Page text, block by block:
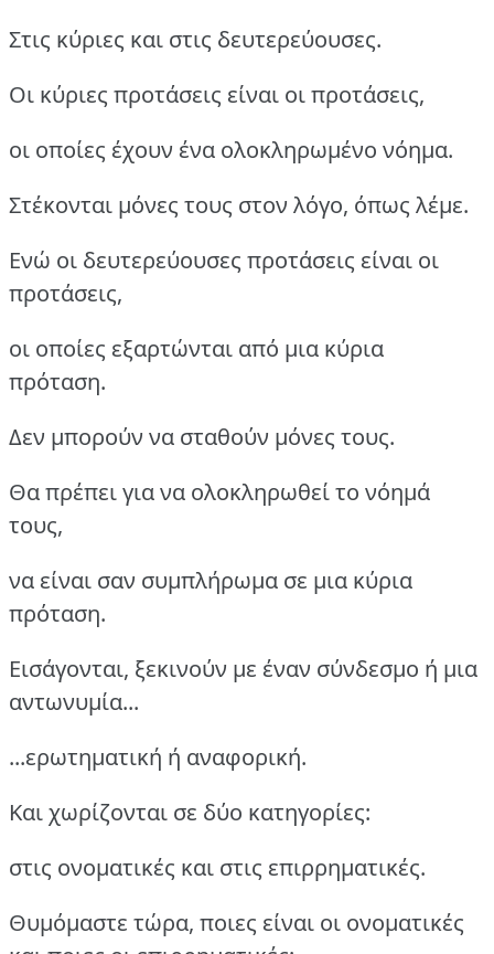
Στις κύριες και στις δευτερεύουσες.
Οι κύριες προτάσεις είναι οι προτάσεις,
οι οποίες έχουν ένα ολοκληρωμένο νόημα.
Στέκονται μόνες τους στον λόγο, όπως λέμε.
Ενώ οι δευτερεύουσες προτάσεις είναι οι
προτάσεις,
οι οποίες εξαρτώνται από μια κύρια
πρόταση.
Δεν μπορούν να σταθούν μόνες τους.
Θα πρέπει για να ολοκληρωθεί το νόημά
τους,
να είναι σαν συμπλήρωμα σε μια κύρια
πρόταση.
Εισάγονται, ξεκινούν με έναν σύνδεσμο ή μια
αντωνυμία...
...ερωτηματική ή αναφορική.
Και χωρίζονται σε δύο κατηγορίες:
στις ονοματικές και στις επιρρηματικές.
Θυμόμαστε τώρα, ποιες είναι οι ονοματικές